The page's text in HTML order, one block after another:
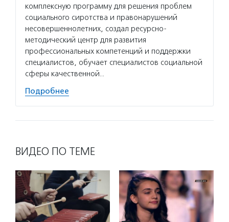
комплексную программу для решения проблем
социального сиротства и правонарушений
несовершеннолетних, создал ресурсно-
методический центр для развития
профессиональных компетенций и поддержки
специалистов, обучает специалистов социальной
сферы качественной…
Подробнее
ВИДЕО ПО ТЕМЕ